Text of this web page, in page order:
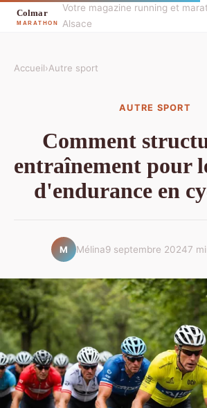
Votre magazine running et
Alsace
Accueil›Autre sport
AUTRE SPORT
Comment
entraînement pour
d'endurance en
M Mélina9 septembre 20247